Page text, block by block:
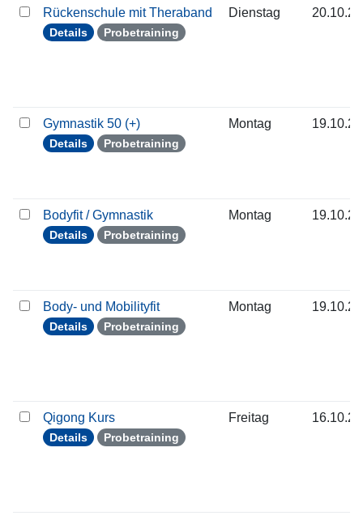
Rückenschule mit Theraband
Details Probetraining
Dienstag
Gymnastik 50 (+)
Details Probetraining
Montag
Bodyfit / Gymnastik
Details Probetraining
Montag
Body- und Mobilityfit
Details Probetraining
Montag
Qigong Kurs
Details Probetraining
Freitag